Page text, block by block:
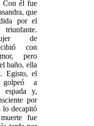
Con él fue
que
por el
de
con
pero
baño, ella
Egisto, el
a
espada y,
por
lo decapitó
fue